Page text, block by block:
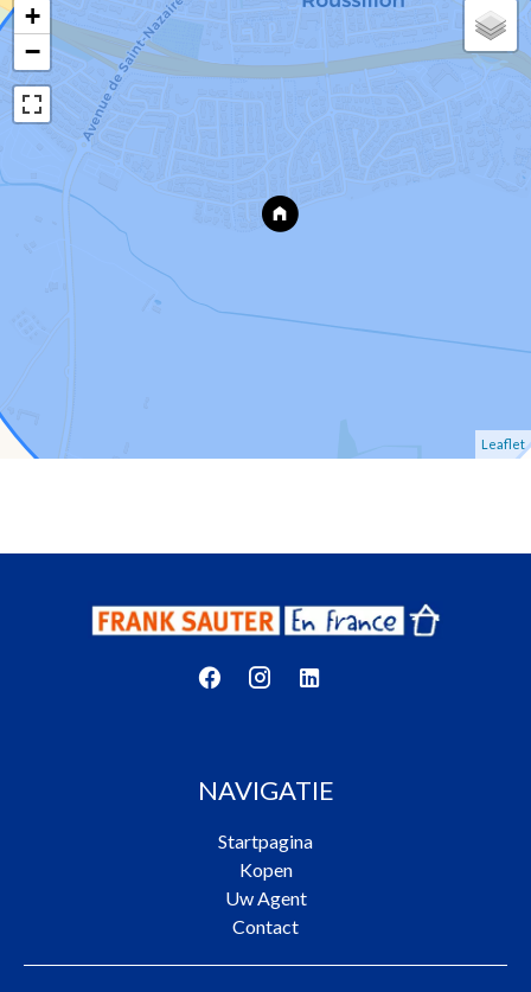
+
−
Leaflet
NAVIGATIE
Startpagina
Kopen
Uw Agent
Contact